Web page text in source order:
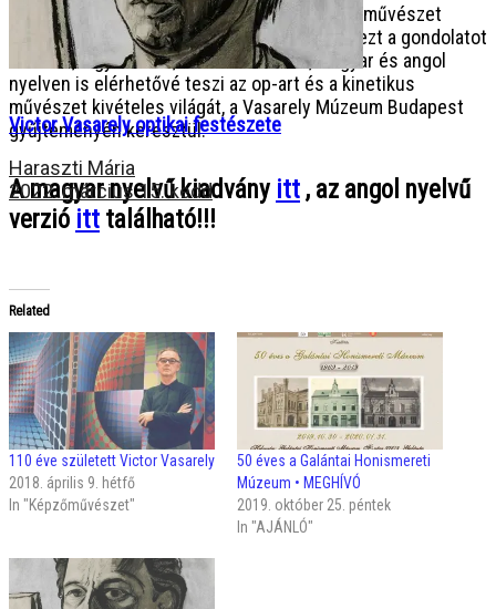
Ahogyan maga Victor Vasarely is vallotta: „A művészet
mindenkié!” – aVasarely A–Zcímű kiadvány ezt a gondolatot
követve, ingyenesen, online formában, magyar és angol
nyelven is elérhetővé teszi az op-art és a kinetikus
művészet kivételes világát, a Vasarely Múzeum Budapest
gyűjteményén keresztül.
A magyar nyelvű kiadvány itt, az angol nyelvű
verzió itt található!!!
Related
110 éve született Victor Vasarely
2018. április 9. hétfő
In "Képzőművészet"
50 éves a Galántai Honismereti
Múzeum • MEGHÍVÓ
2019. október 25. péntek
In "AJÁNLÓ"
Victor Vasarely optikai festészete
Haraszti Mária
2022. március 15. kedd